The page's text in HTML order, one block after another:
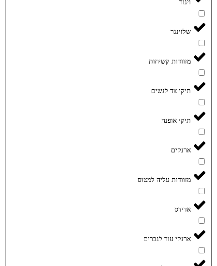
ויגור
שלזינגר
מזוודות קשיחות
תיקי צד לנשים
תיקי אופנה
ארנקים
מזוודות עליה למטוס
אדידס
ארנקי עור לגברים